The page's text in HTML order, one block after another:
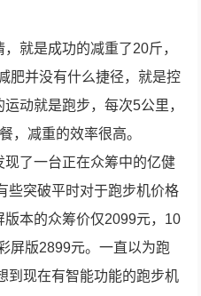
就是成功的减重了20斤，
肥并没有什么捷径，就是控
动就是跑步，每次5公里，
，减重的效率很高。
了一台正在众筹中的亿健
些突破平时对于跑步机价格
本的众筹价仅2099元，10
屏版2899元。一直以为跑
到现在有智能功能的跑步机